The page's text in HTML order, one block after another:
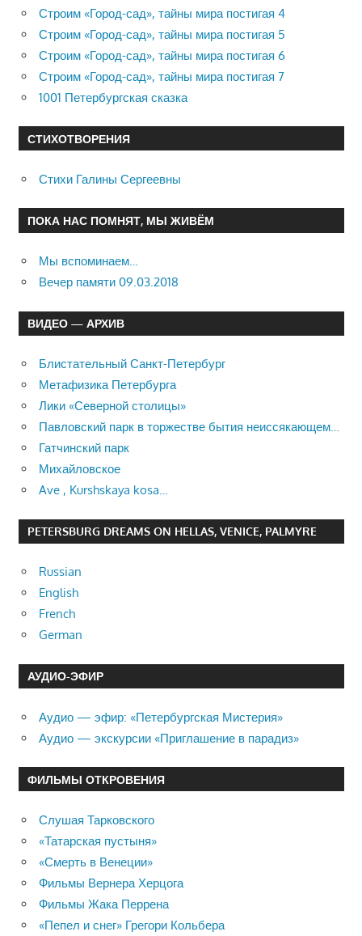
Строим «Город-сад», тайны мира постигая 4
Строим «Город-сад», тайны мира постигая 5
Строим «Город-сад», тайны мира постигая 6
Строим «Город-сад», тайны мира постигая 7
1001 Петербургская сказка
СТИХОТВОРЕНИЯ
Стихи Галины Сергеевны
ПОКА НАС ПОМНЯТ, МЫ ЖИВЁМ
Мы вспоминаем…
Вечер памяти 09.03.2018
ВИДЕО — АРХИВ
Блистательный Санкт-Петербург
Метафизика Петербурга
Лики «Северной столицы»
Павловский парк в торжестве бытия неиссякающем…
Гатчинский парк
Михайловское
Ave , Kurshskaya kosa…
PETERSBURG DREAMS ON HELLAS, VENICE, PALMYRE
Russian
English
French
German
АУДИО-ЭФИР
Аудио — эфир: «Петербургская Мистерия»
Аудио — экскурсии «Приглашение в парадиз»
ФИЛЬМЫ ОТКРОВЕНИЯ
Слушая Тарковского
«Татарская пустыня»
«Смерть в Венеции»
Фильмы Вернера Херцога
Фильмы Жака Перрена
«Пепел и снег» Грегори Кольбера